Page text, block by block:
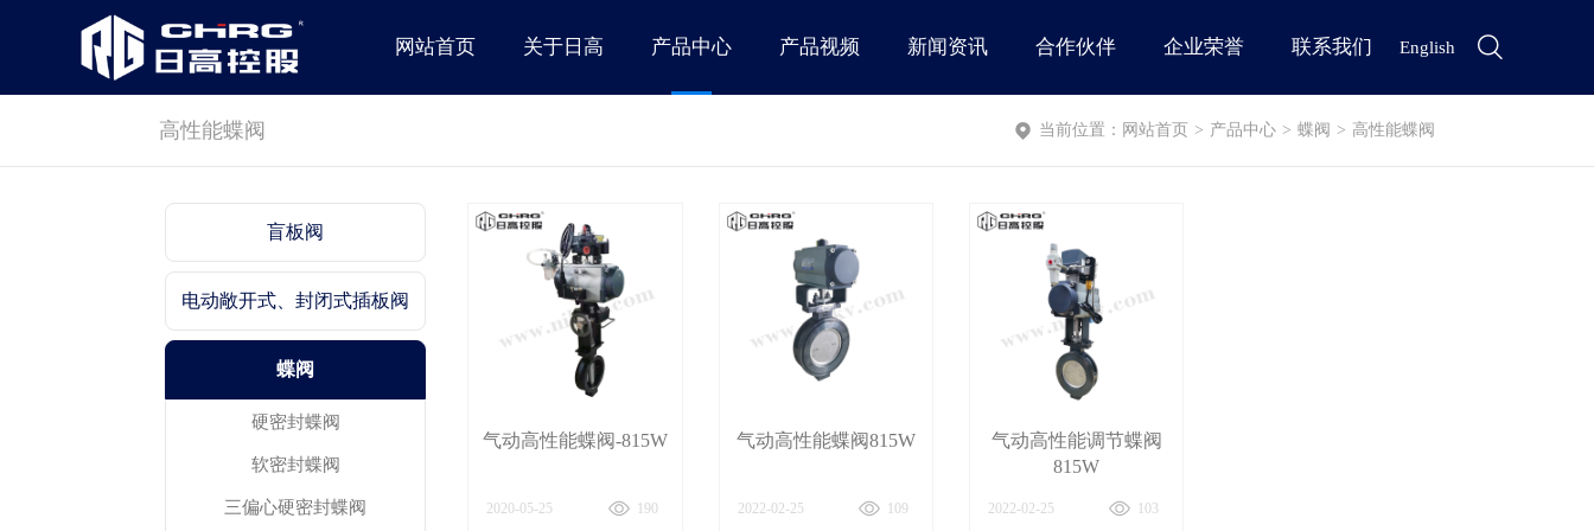
English
网站首页 关于日高 产品中心 产品视频 新闻资讯 合作伙伴 企业荣誉 联系我们
高性能蝶阀 当前位置： 网站首页 > 产品中心 > 蝶阀 > 高性能蝶阀
盲板阀
电动敞开式、封闭式插板阀
蝶阀
硬密封蝶阀
软密封蝶阀
三偏心硬密封蝶阀
气动高性能蝶阀-815W
2020-05-25 190
气动高性能蝶阀815W
2022-02-25 109
气动高性能调节蝶阀
815W
2022-02-25 103